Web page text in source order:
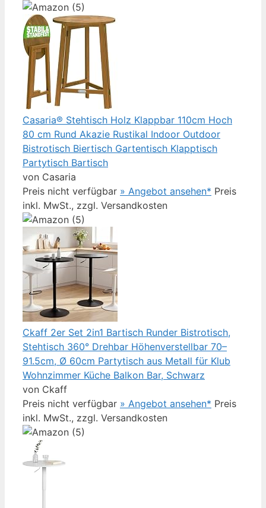
Casaria® Stehtisch Holz Klappbar 110cm Hoch
80 cm Rund Akazie Rustikal Indoor Outdoor
Bistrotisch Biertisch Gartentisch Klapptisch
Partytisch Bartisch
von Casaria
Preis nicht verfügbar » Angebot ansehen* Preis
inkl. MwSt., zzgl. Versandkosten
Ckaff 2er Set 2in1 Bartisch Runder Bistrotisch,
Stehtisch 360° Drehbar Höhenverstellbar 70–
91.5cm, Ø 60cm Partytisch aus Metall für Klub
Wohnzimmer Küche Balkon Bar, Schwarz
von Ckaff
Preis nicht verfügbar » Angebot ansehen* Preis
inkl. MwSt., zzgl. Versandkosten